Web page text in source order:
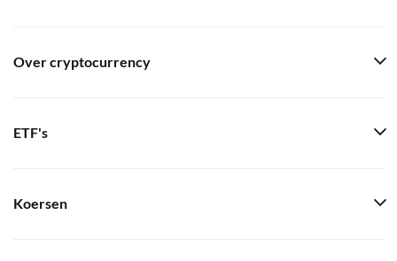
Over cryptocurrency
ETF's
Koersen